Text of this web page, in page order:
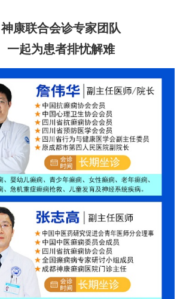
神康联合会诊专家团队
一起为患者排忧解难